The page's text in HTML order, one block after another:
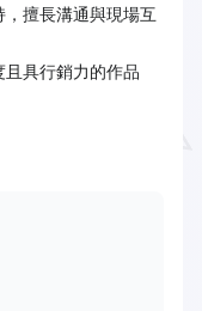
擅長溝通與現場互
具行銷力的作品